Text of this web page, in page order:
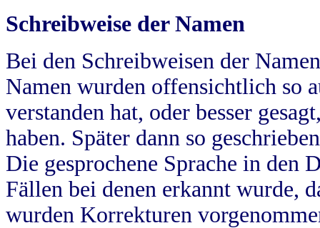
Schreibweise der Namen
Bei den Schreibweisen der
Namen wurden offensichtlich so
verstanden hat, oder besser
haben. Später dann so
Die gesprochene Sprache in
Fällen bei denen erkannt wurde,
wurden Korrekturen